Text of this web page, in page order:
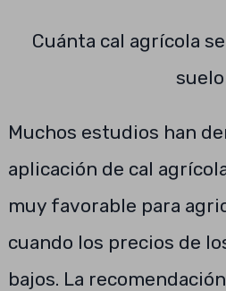
Cuánta cal agrícola
suelo
Muchos estudios han
aplicación de cal
muy favorable para
cuando los precios de
bajos. La